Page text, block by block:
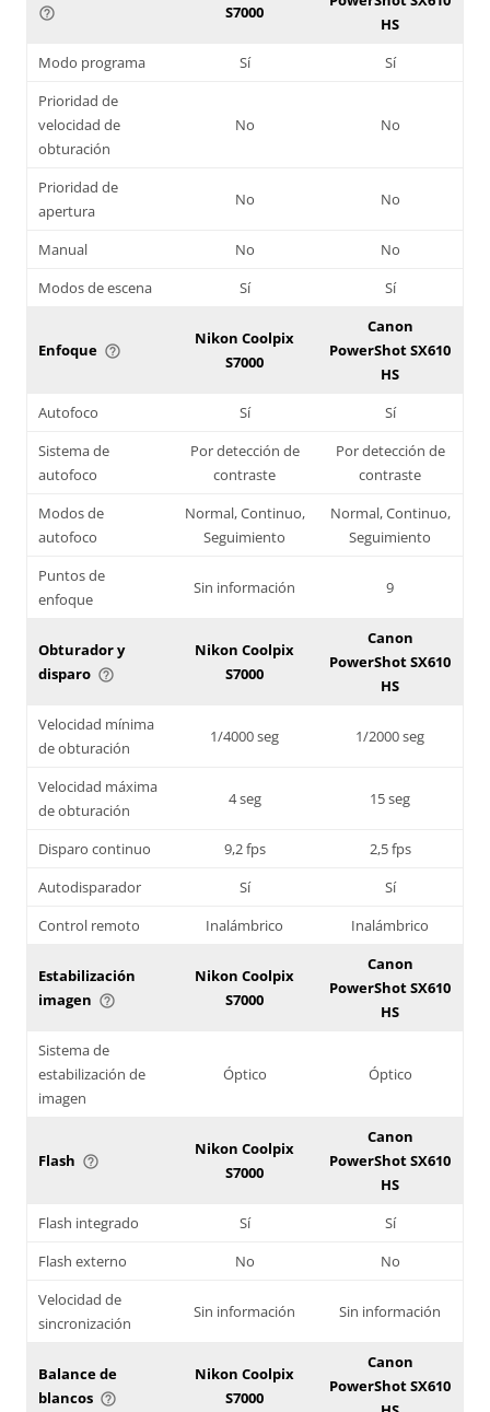
help_outline S7000
HS
Modo programa
Sí
Sí
Prioridad de
velocidad de
obturación
No No
Prioridad de
apertura
No No
Manual No
No
Modos de escena
Sí Sí
Enfoque help_outline
Nikon Coolpix
S7000
Canon
PowerShot SX610
HS
Autofoco
Sí
Sí
Sistema de
autofoco
Por detección de
contraste
Por detección de
contraste
Modos de
autofoco
Normal, Continuo,
Seguimiento
Normal, Continuo,
Seguimiento
Puntos de
enfoque
Sin información 9
Obturador y
disparo help_outline
Nikon Coolpix
S7000
Canon
PowerShot SX610
HS
Velocidad mínima
de obturación
1/4000 seg 1/2000 seg
Velocidad máxima
de obturación
4 seg 15 seg
Disparo continuo 9,2 fps
2,5 fps
Autodisparador
Sí
Sí
Control remoto
Inalámbrico Inalámbrico
Estabilización
imagen help_outline
Nikon Coolpix
S7000
Canon
PowerShot SX610
HS
Sistema de
estabilización de
imagen
Óptico Óptico
Flash help_outline
Nikon Coolpix
S7000
Canon
PowerShot SX610
HS
Flash integrado
Sí
Sí
Flash externo
No
No
Velocidad de
sincronización
Sin información Sin información
Balance de
blancos help_outline
Nikon Coolpix
S7000
Canon
PowerShot SX610